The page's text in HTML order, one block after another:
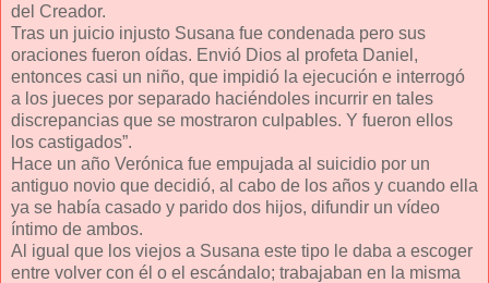
del Creador.
Tras un juicio injusto Susana fue condenada pero sus
oraciones fueron oídas. Envió Dios al profeta Daniel,
entonces casi un niño, que impidió la ejecución e interrogó
a los jueces por separado haciéndoles incurrir en tales
discrepancias que se mostraron culpables. Y fueron ellos
los castigados”.
Hace un año Verónica fue empujada al suicidio por un
antiguo novio que decidió, al cabo de los años y cuando ella
ya se había casado y parido dos hijos, difundir un vídeo
íntimo de ambos.
Al igual que los viejos a Susana este tipo le daba a escoger
entre volver con él o el escándalo; trabajaban en la misma